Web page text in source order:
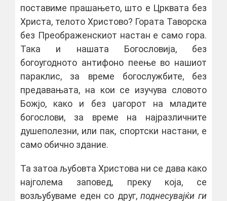
поставиме прашањето, што е Црквата без
Христа, телото Христово? Гората Таворска
без Преображенскиот настан е само гора.
Така и нашата Богословија, без
богоугодното антифоно пеење во нашиот
параклис, за време богослужбите, без
предавањата, на кои се изучува словото
Божјо, како и без џагорот на младите
богослови, за време на најразличните
душеполезни, или пак, спортски настани, е
само обично здание.
Та затоа љубовта Христова ни се дава како
најголема заповед, преку која, се
возљубуваме еден со друг,поднесувајќи ги